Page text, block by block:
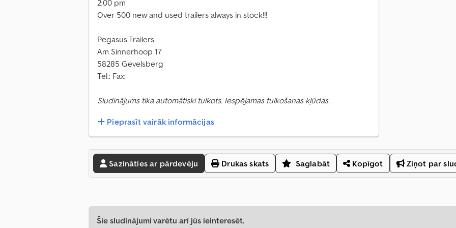
2:00 pm
Over 500 new and used trailers always in stock!!!
Pegasus Trailers
Am Sinnerhoop 17
58285 Gevelsberg
Tel.: Fax:
Sludinājums tika automātiski tulkots. Iespējamas tulkošanas kļūdas.
Pieprasīt vairāk informācijas
Sazināties ar pārdevēju Drukas skats Saglabāt Kopīgot Ziņot par
Šie sludinājumi varētu arī jūs ieinteresēt.